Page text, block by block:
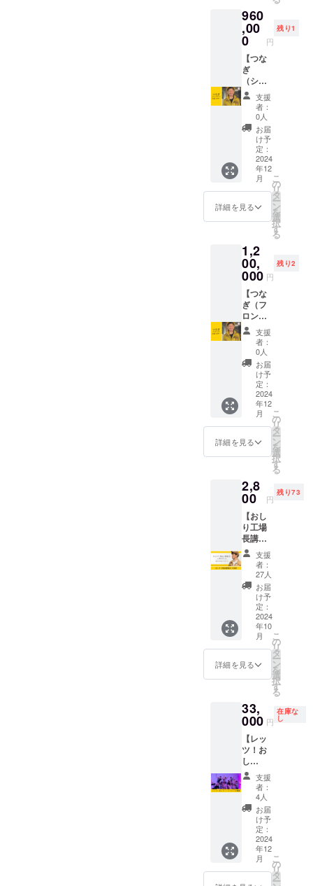
M）、
リアル
をご選
だきま
す。
【注意
事項】
・リア
ルの場
合、現
地まで
の交通
費、飲
食代な
どが発
生した
場合に
りま
す。 ・
日程は
にて調
整させ
ていた
だきま
す。 ・
ご相談
内容
は、ご
相談主
の同意
がある
場合を
除き、
第三者
ことは
いたし
ませ
ん。 ・
有効期
限は受
取り
後〜
2024年
12月末
日まで
・公序
良俗に
反する
こと
社会的
勢力に
お断り
する場
合がご
ざいま
すので
予めご
了承く
ださ
い。
【店舗
情報】
OSHIRI
Factory
つ貼付
しま
す。
【備考
欄への
記入内
容】 ・
100文字
以内で
スポン
サー
メッ
セージ
をご記
入くだ
さい。
・ご指
定の
い
ト版
（30
分）が3
回放映
予定で
す。 ・
その放
映の中
に15秒
のCMを
放映で
きる権
利で
す。
【注意
事項】
・放映
用の動
画デー
ご用意
いただ
きま
す。
（ご用
意困難
な場合
は応相
談） ・
動画提
出期限
は、
2024年
10月末
まで ・
放映日
は確定
次第、
お知ら
960
,00
0 円
残り1
【つな
ぎ
（ショ
ル
ダー）
スポン
サー】
・おし
り工場
長のつ
なぎの
肩面
に、御
社（個
人）
間貼付
しま
す。
【注意
事項】
・ワッ
ペンの
デザイ
ンデー
タはお
客様に
ご用意
いただ
きま
す。 ・
提出期
限は、
2024年
12月末
支援
者：
0人
お届
け予
定：
2024
年12
月
詳細を見る
こ
の
リ
タ
ー
ン
を
選
択
す
る
1,2
00,
000 円
残り2
【つな
ぎ（フ
ロン
ト）ス
ポン
サー】
・おし
り工場
長のつ
なぎの
前面
に、御
社（個
人）
ワッペ
ンを1年
しま
す。
【注意
事項】
・ワッ
ペンの
デザイ
ンデー
タはお
客様に
ご用意
いただ
きま
す。 ・
提出期
限は、
2024年
支援
者：
0人
お届
け予
定：
2024
年12
月
詳細を見る
こ
の
リ
タ
ー
ン
を
選
択
す
る
2,8
00 円
残り73
【おし
り工場
長講演
会 入場
券】 ・
おしり
工場長
講演会
in 新百
合ヶ丘
への自
由席入
場券で
す 【注
意事
限：
2024年
9月28日
（講演
会当
日）の
み有効
です ・
入場券
の事前
郵送は
行いま
せん。
当日入
場時に
現地受
支援
者：
27人
お届
け予
定：
2024
年10
月
詳細を見る
こ
の
リ
タ
ー
ン
を
選
択
す
る
33,
000 円
在庫な
し
【レッ
ツ！お
し
り！！
出張開
催権】
・グ
ループ
レッス
「レッ
ツ！お
し
支援
者：
4人
お届
け予
定：
2024
年12
月
こ
の
リ
タ
ー